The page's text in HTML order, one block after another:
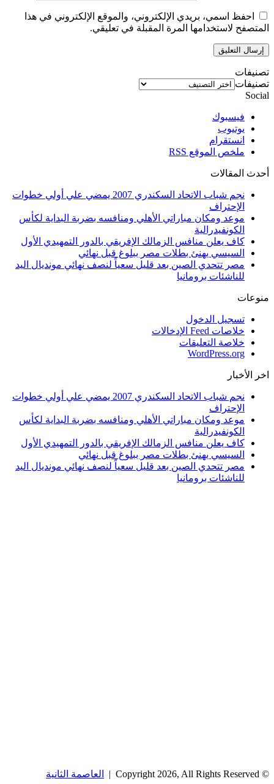
احفظ اسمي، بريدي الإلكتروني، والموقع الإلكتروني في هذا
المتصفح لاستخدامها المرة المقبلة في تعليقي.
تصنيفات
تصنيفات
Social
فيسبوك
يوتيوب
انستقرام
ملخص الموقع RSS
أحدث المقالات
نجم شباب الاتحاد السكندري 2007 يمضي علي أولي خطوات
الإحتراف
موعد ومكان مباراتي الأهلي ومنافسه بضربة البداية لكأس
الكونفيدرالية
كاف يعلن منافس الزمالك الإفريقي بالدور التمهيدي الأول
السيسي يهنئ بطلات مصر ببلوغ قبل نهائي
مصر تتحدي الصين بعد قليل سعياً لنصف نهائي مونديال اليد
للناشئات برومانيا
منوعات
تسجيل الدخول
خلاصات Feed الإدخالات
خلاصة التعليقات
WordPress.org
اخر الأخبار
نجم شباب الاتحاد السكندري 2007 يمضي علي أولي خطوات
الإحتراف
موعد ومكان مباراتي الأهلي ومنافسه بضربة البداية لكأس
الكونفيدرالية
كاف يعلن منافس الزمالك الإفريقي بالدور التمهيدي الأول
السيسي يهنئ بطلات مصر ببلوغ قبل نهائي
مصر تتحدي الصين بعد قليل سعياً لنصف نهائي مونديال اليد
للناشئات برومانيا
© Copyright 2026, All Rights Reserved | العاصمة الثانية